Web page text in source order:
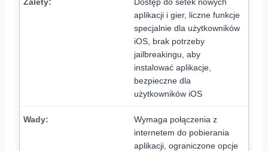
aplikacji i gier, liczne funkcje
specjalnie dla użytkowników
iOS, brak potrzeby
jailbreakingu, aby
instalować aplikacje,
bezpieczne dla
użytkowników iOS
Wymaga połączenia z
internetem do pobierania
aplikacji, ograniczone opcje